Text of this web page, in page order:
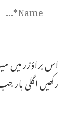
اس براؤزر میں
رکھیں اگلی